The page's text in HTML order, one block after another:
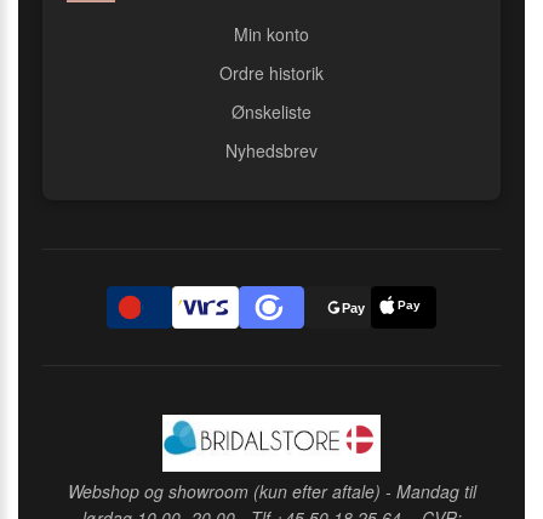
Min konto
Ordre historik
Ønskeliste
Nyhedsbrev
D Pay Pay
Webshop og showroom (kun efter aftale) - Mandag til